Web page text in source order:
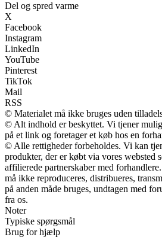
Del og spred varme
X
Facebook
Instagram
LinkedIn
YouTube
Pinterest
TikTok
Mail
RSS
© Materialet må ikke bruges uden
© Alt indhold er beskyttet. Vi tjener
på et link og foretager et køb hos en
© Alle rettigheder forbeholdes. Vi kan
produkter, der er købt via vores websted
affilierede partnerskaber med
må ikke reproduceres, distribueres,
på anden måde bruges, undtagen med
fra os.
Noter
Typiske spørgsmål
Brug for hjælp